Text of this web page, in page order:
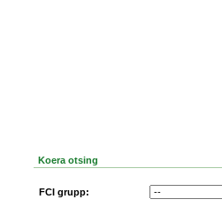
Koera otsing
FCI grupp: